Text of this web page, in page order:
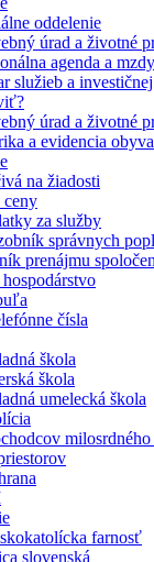
oddelenie
úrad a životné
agenda a mzdy
služieb a
úrad a životné
a evidencia
na žiadosti
ceny
za služby
správnych
prenájmu
čísla
škola
škola
umelecká škola
milosrdného
farnosť
slovenská